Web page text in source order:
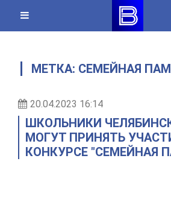
content
МЕТКА: СЕМЕЙНАЯ
20.04.2023 16:14
ШКОЛЬНИКИ
МОГУТ ПРИНЯТЬ
КОНКУРСЕ "СЕМЕЙНАЯ